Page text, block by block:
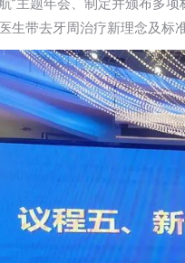
”主题年会、制定并颁布多
生带去牙周治疗新理念及标